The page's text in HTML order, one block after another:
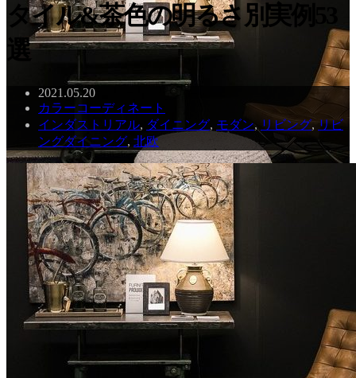
タイル&茶色の明るさ別実例53
選
2021.05.20
カラーコーディネート
インダストリアル, ダイニング, モダン, リビング, リビ
ングダイニング, 北欧